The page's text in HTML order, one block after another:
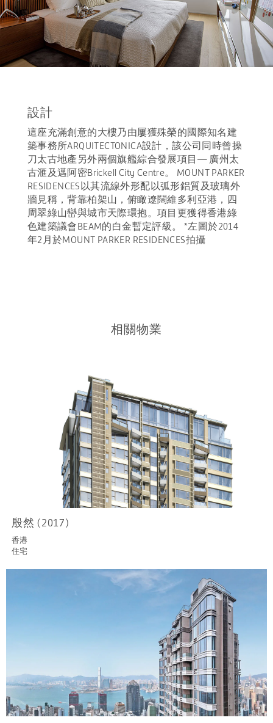
設計
這座充滿創意的大樓乃由屢獲殊榮的國際知名建
築事務所ARQUITECTONICA設計，該公司同時曾操
刀太古地產另外兩個旗艦綜合發展項目— 廣州太
古滙及邁阿密Brickell City Centre。 MOUNT PARKER
RESIDENCES以其流線外形配以弧形鋁質及玻璃外
牆見稱，背靠柏架山，俯瞰遼闊維多利亞港，四
周翠綠山巒與城市天際環抱。項目更獲得香港綠
色建築議會BEAM的白金暫定評級。 *左圖於2014
年2月於MOUNT PARKER RESIDENCES拍攝
相關物業
殷然 (2017)
香港
住宅